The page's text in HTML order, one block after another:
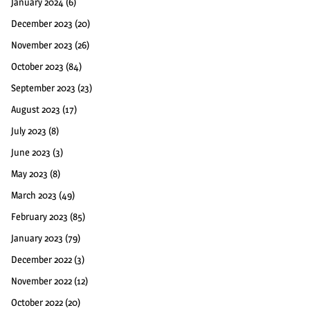
December 2023 (20)
November 2023 (26)
October 2023 (84)
September 2023 (23)
August 2023 (17)
July 2023 (8)
June 2023 (3)
May 2023 (8)
March 2023 (49)
February 2023 (85)
January 2023 (79)
December 2022 (3)
November 2022 (12)
October 2022 (20)